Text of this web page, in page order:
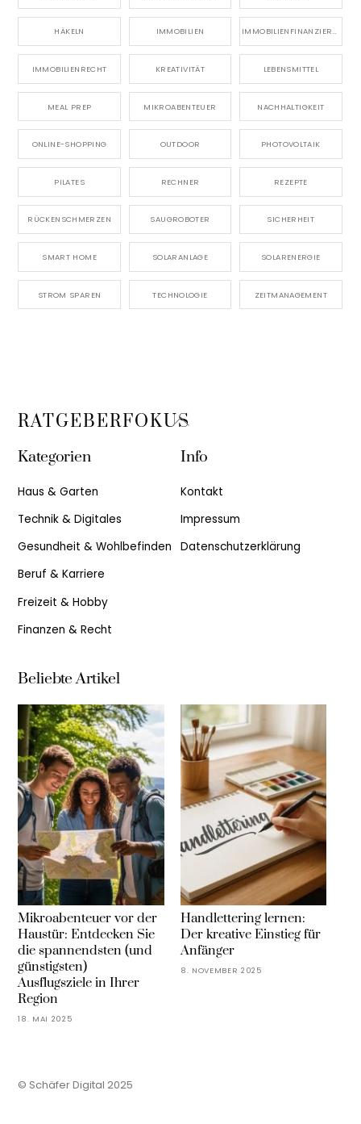
HÄKELN IMMOBILIEN IMMOBILIENFINANZIERUNG
IMMOBILIENRECHT KREATIVITÄT LEBENSMITTEL
MEAL PREP MIKROABENTEUER NACHHALTIGKEIT
ONLINE-SHOPPING OUTDOOR PHOTOVOLTAIK
PILATES RECHNER REZEPTE
RÜCKENSCHMERZEN SAUGROBOTER SICHERHEIT
SMART HOME SOLARANLAGE SOLARENERGIE
STROM SPAREN TECHNOLOGIE ZEITMANAGEMENT
Back
Top
RATGEBERFOKUS
Kategorien
Haus & Garten
Technik & Digitales
Gesundheit & Wohlbefinden
Beruf & Karriere
Freizeit & Hobby
Finanzen & Recht
Info
Kontakt
Impressum
Datenschutzerklärung
Beliebte Artikel
Mikroabenteuer vor der
Haustür: Entdecken Sie
die spannendsten (und
günstigsten)
Ausflugsziele in Ihrer
Region
18. MAI 2025
Handlettering lernen:
Der kreative Einstieg für
Anfänger
8. NOVEMBER 2025
© Schäfer Digital 2025